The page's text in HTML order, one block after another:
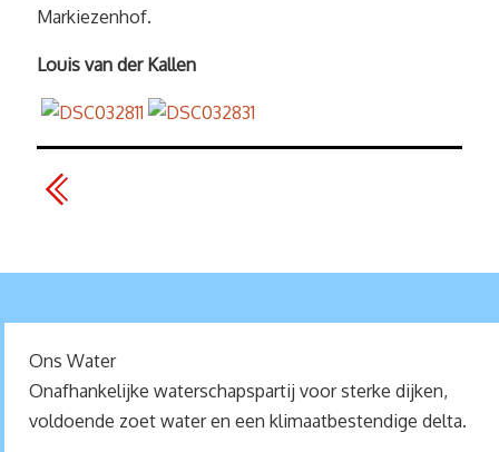
Markiezenhof.
Louis van der Kallen
Ons Water
Onafhankelijke waterschapspartij voor sterke dijken,
voldoende zoet water en een klimaatbestendige delta.